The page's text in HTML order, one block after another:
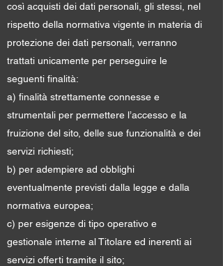
così acquisti dei dati personali, gli stessi, nel
rispetto della normativa vigente in materia di
protezione dei dati personali, verranno
trattati unicamente per perseguire le
seguenti finalità:
a) finalità strettamente connesse e
strumentali per permettere l’accesso e la
fruizione del sito, delle sue funzionalità e dei
servizi richiesti;
b) per adempiere ad obblighi
eventualmente previsti dalla legge e dalla
normativa europea;
c) per esigenze di tipo operativo e
gestionale interne al Titolare ed inerenti ai
servizi offerti tramite il sito;